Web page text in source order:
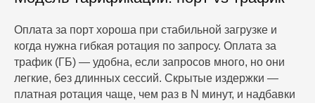
Оплата за порт хороша при стабильной загрузке и
когда нужна гибкая ротация по запросу. Оплата за
трафик (ГБ) — удобна, если запросов много, но они
легкие, без длинных сессий. Скрытые издержки —
платная ротация чаще, чем раз в N минут, и надбавки